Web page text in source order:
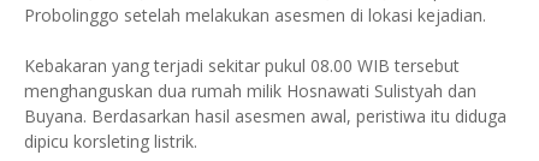
Probolinggo setelah melakukan asesmen di lokasi kejadian.
Kebakaran yang terjadi sekitar pukul 08.00 WIB tersebut
menghanguskan dua rumah milik Hosnawati Sulistyah dan
Buyana. Berdasarkan hasil asesmen awal, peristiwa itu diduga
dipicu korsleting listrik.